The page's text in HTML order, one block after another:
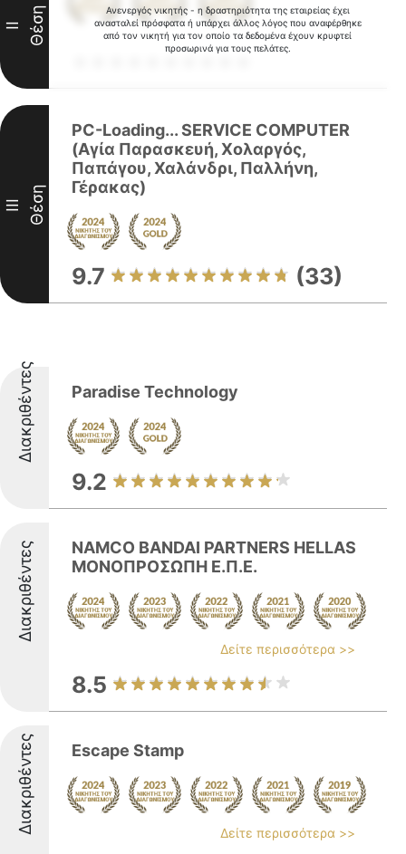
Ανενεργός νικητής - η δραστηριότητα της εταιρείας έχει
ανασταλεί πρόσφατα ή υπάρχει άλλος λόγος που αναφέρθηκε
από τον νικητή για τον οποίο τα δεδομένα έχουν κρυφτεί
προσωρινά για τους πελάτες.
II Θέση
III Θέση
PC-Loading... SERVICE COMPUTER
(Αγία Παρασκευή, Xολαργός,
Παπάγου, Χαλάνδρι, Παλλήνη,
Γέρακας)
9.7 (33)
Διακριθέντες Paradise Technology
9.2
Διακριθέντες
NAMCO BANDAI PARTNERS HELLAS
ΜΟΝΟΠΡΟΣΩΠΗ Ε.Π.Ε.
Δείτε περισσότερα >>
8.5
Διακριθέντες Escape Stamp
Δείτε περισσότερα >>